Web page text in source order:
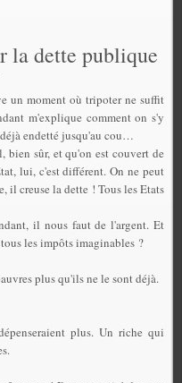
dette publique
un moment où tripoter ne suffit
m'explique comment on s'y
endetté jusqu'au cou…
sûr, et qu'on est couvert de
lui, c'est différent. On ne peut
il creuse la dette ! Tous les Etats
il nous faut de l'argent. Et
les impôts imaginables ?
plus qu'ils ne le sont déjà.
plus. Un riche qui